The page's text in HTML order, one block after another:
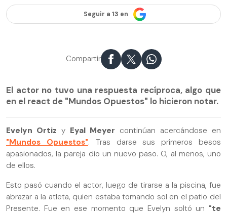
Seguir a 13 en
Compartir
El actor no tuvo una respuesta recíproca, algo que
en el react de "Mundos Opuestos" lo hicieron notar.
Evelyn Ortiz y Eyal Meyer continúan acercándose en
"Mundos Opuestos". Tras darse sus primeros besos
apasionados, la pareja dio un nuevo paso. O, al menos, uno
de ellos.
Esto pasó cuando el actor, luego de tirarse a la piscina, fue
abrazar a la atleta, quien estaba tomando sol en el patio del
Presente. Fue en ese momento que Evelyn soltó un "te